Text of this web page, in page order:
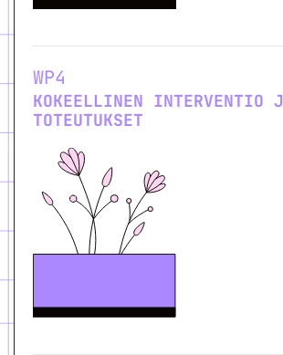
WP4
KOKEELLINEN INTERVENTIO
TOTEUTUKSET